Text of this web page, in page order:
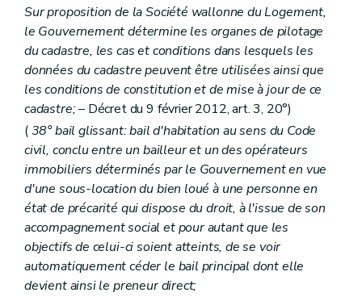
Sur proposition de la Société wallonne du Logement,
le Gouvernement détermine les organes de pilotage
du cadastre, les cas et conditions dans lesquels les
données du cadastre peuvent être utilisées ainsi que
les conditions de constitution et de mise à jour de ce
cadastre;– Décret du 9 février 2012, art. 3, 20°)
(38° bail glissant: bail d'habitation au sens du Code
civil, conclu entre un bailleur et un des opérateurs
immobiliers déterminés par le Gouvernement en vue
d'une sous-location du bien loué à une personne en
état de précarité qui dispose du droit, à l'issue de son
accompagnement social et pour autant que les
objectifs de celui-ci soient atteints, de se voir
automatiquement céder le bail principal dont elle
devient ainsi le preneur direct;